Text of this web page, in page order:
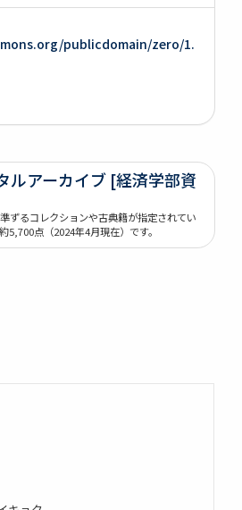
publicdomain/zero/1.
ルアーカイブ [経済学部資
ずるコレクションや古典籍が指定されてい
5,700点（2024年4月現在）です。